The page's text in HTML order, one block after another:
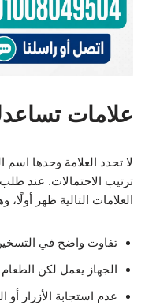
علامات
لا تحدد العلامة وحدها
ترتيب الاحتمالات. عند طلب
العلامات التالية ظهر
تفاوت واضح في
الجهاز يعمل لكن
عدم استجابة الأزرار أو